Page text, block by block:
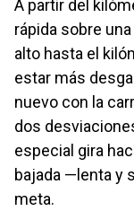
A partir del
rápida sobre
alto hasta el
estar más
nuevo con la
dos
especial gira
bajada —lenta y
meta.